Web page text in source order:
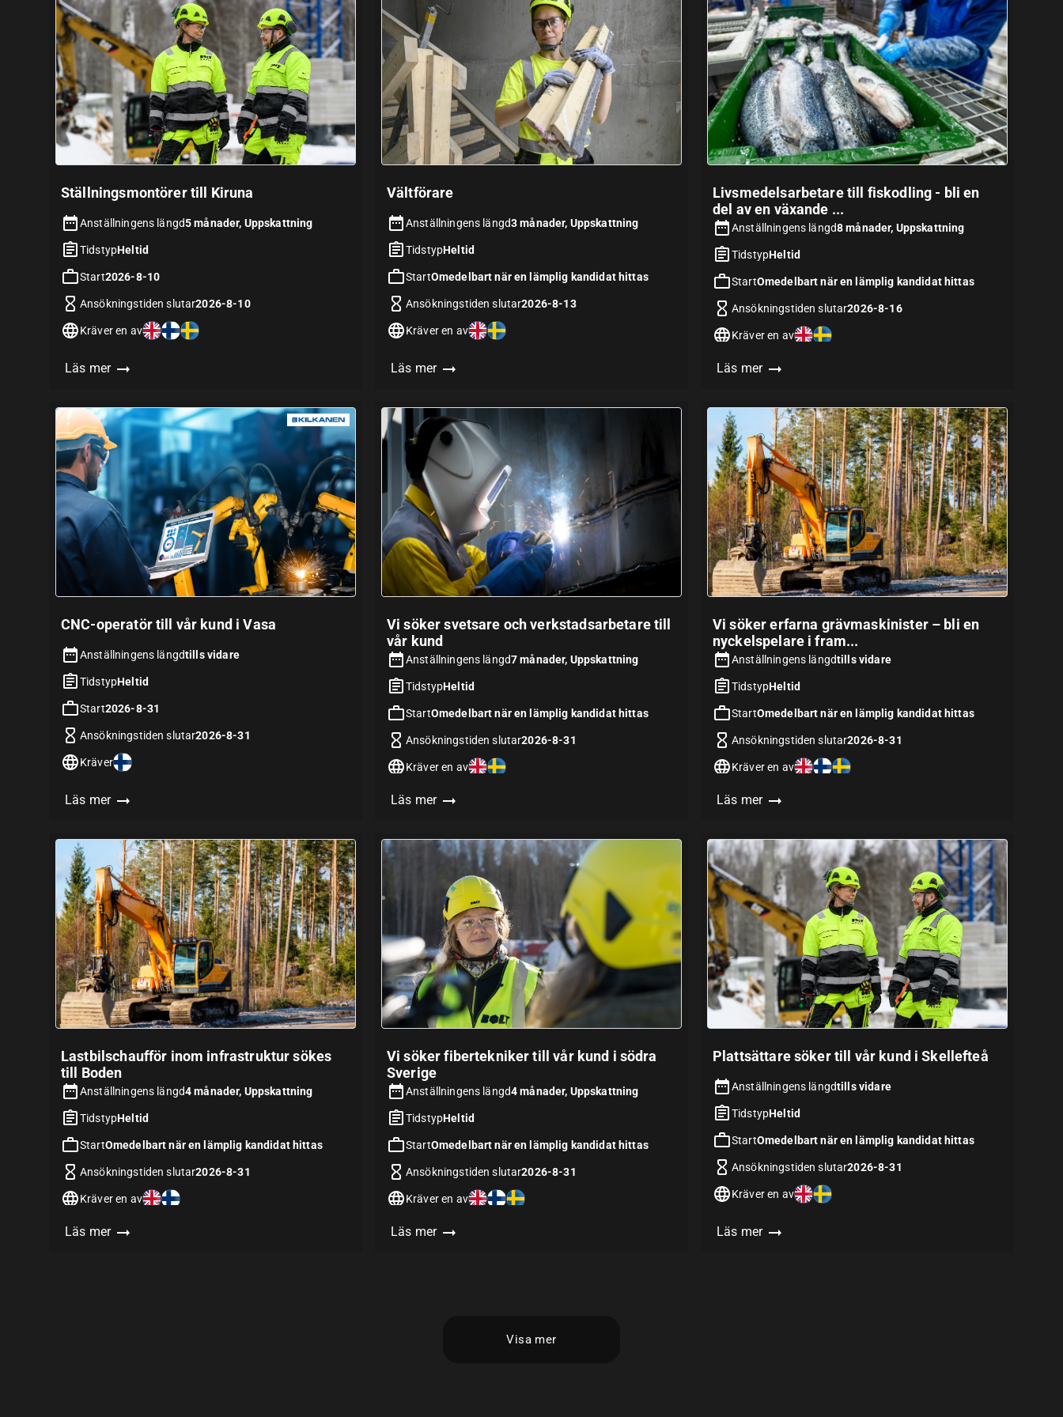
Ställningsmontörer till Kiruna
Anställningens längd5 månader, Uppskattning
TidstypHeltid
Start2026-8-10
Ansökningstiden slutar2026-8-10
Kräver en av
Läs mer
Vältförare
Anställningens längd3 månader, Uppskattning
TidstypHeltid
StartOmedelbart när en lämplig kandidat hittas
Ansökningstiden slutar2026-8-13
Kräver en av
Läs mer
Livsmedelsarbetare till fiskodling - bli en
del av en växande ...
Anställningens längd8 månader, Uppskattning
TidstypHeltid
StartOmedelbart när en lämplig kandidat hittas
Ansökningstiden slutar2026-8-16
Kräver en av
Läs mer
CNC-operatör till vår kund i Vasa
Anställningens längdtills vidare
TidstypHeltid
Start2026-8-31
Ansökningstiden slutar2026-8-31
Kräver
Läs mer
Vi söker svetsare och verkstadsarbetare till
vår kund
Anställningens längd7 månader, Uppskattning
TidstypHeltid
StartOmedelbart när en lämplig kandidat hittas
Ansökningstiden slutar2026-8-31
Kräver en av
Läs mer
Vi söker erfarna grävmaskinister – bli en
nyckelspelare i fram...
Anställningens längdtills vidare
TidstypHeltid
StartOmedelbart när en lämplig kandidat hittas
Ansökningstiden slutar2026-8-31
Kräver en av
Läs mer
Lastbilschaufför inom infrastruktur sökes
till Boden
Anställningens längd4 månader, Uppskattning
TidstypHeltid
StartOmedelbart när en lämplig kandidat hittas
Ansökningstiden slutar2026-8-31
Kräver en av
Läs mer
Vi söker fibertekniker till vår kund i södra
Sverige
Anställningens längd4 månader, Uppskattning
TidstypHeltid
StartOmedelbart när en lämplig kandidat hittas
Ansökningstiden slutar2026-8-31
Kräver en av
Läs mer
Plattsättare söker till vår kund i Skellefteå
Anställningens längdtills vidare
TidstypHeltid
StartOmedelbart när en lämplig kandidat hittas
Ansökningstiden slutar2026-8-31
Kräver en av
Läs mer
Visa mer